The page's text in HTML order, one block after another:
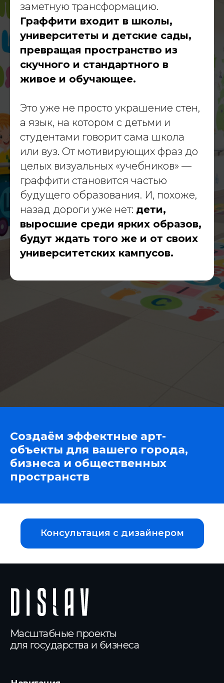
заметную трансформацию.
Граффити входит в школы,
университеты и детские сады,
превращая пространство из
скучного и стандартного в
живое и обучающее.
Это уже не просто украшение стен,
а язык, на котором с детьми и
студентами говорит сама школа
или вуз. От мотивирующих фраз до
целых визуальных «учебников» —
граффити становится частью
будущего образования. И, похоже,
назад дороги уже нет: дети,
выросшие среди ярких образов,
будут ждать того же и от своих
университетских кампусов.
Создаём эффектные арт-
объекты для вашего города,
бизнеса и общественных
пространств
Консультация с дизайнером
dislavart@gmail.com
Материалы
Вакансии
Блог
© 2026 Dislav. Все права защищены